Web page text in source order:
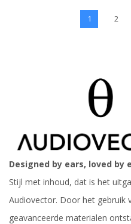
1 2
Designed by ears, loved by
Stijl met inhoud, dat is het
Audiovector. Door het gebruik
geavanceerde materialen